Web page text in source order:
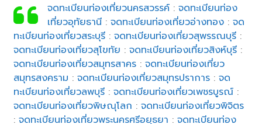
จดทะเบียนท่องเที่ยวนครสวรรค์: จดทะเบียนท่อง
เที่ยวอุทัยธานี: จดทะเบียนท่องเที่ยวอ่างทอง: จด
ทะเบียนท่องเที่ยวสระบุรี :จดทะเบียนท่องเที่ยวสุพรรณบุรี :
จดทะเบียนท่องเที่ยวสุโขทัย :จดทะเบียนท่องเที่ยวสิงห์บุรี :
จดทะเบียนท่องเที่ยวสมุทรสาคร :จดทะเบียนท่องเที่ยว
สมุทรสงคราม :จดทะเบียนท่องเที่ยวสมุทรปราการ :จด
ทะเบียนท่องเที่ยวลพบุรี :จดทะเบียนท่องเที่ยวเพชรบูรณ์ :
จดทะเบียนท่องเที่ยวพิษณุโลก :จดทะเบียนท่องเที่ยวพิจิตร
:จดทะเบียนท่องเที่ยวพระนครศรีอยุธยา :จดทะเบียนท่อง